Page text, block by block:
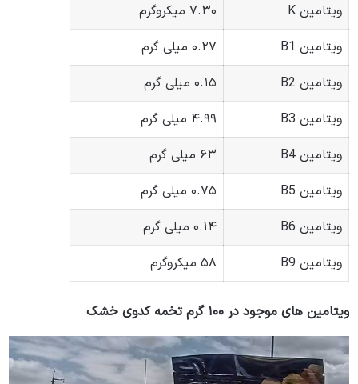
ویتامین K
۷.۳۰ میکروگرم
ویتامین B1
۰.۲۷ میلی گرم
ویتامین B2
۰.۱۵ میلی گرم
ویتامین B3
۴.۹۹ میلی گرم
ویتامین B4
۶۳ میلی گرم
ویتامین B5
۰.۷۵ میلی گرم
ویتامین B6
۰.۱۴ میلی گرم
ویتامین B9
۵۸ میکروگرم
ویتامین های موجود در ۱۰۰ گرم تخمه کدوی خشک